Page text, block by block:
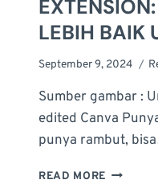
LEBIH BAIK
September 9, 2024
Sumber gambar :
edited Canva
punya rambut,
READ MORE LASH